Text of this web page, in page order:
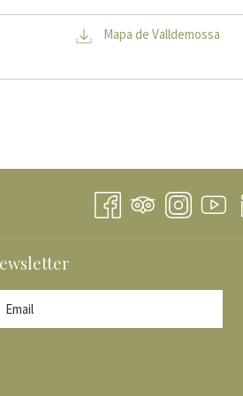
Mapa de Valldemossa